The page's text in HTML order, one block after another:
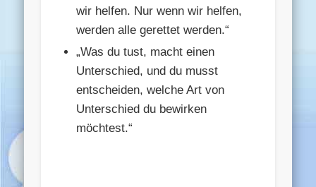
wir helfen. Nur wenn wir helfen,
werden alle gerettet werden.“
„Was du tust, macht einen
Unterschied, und du musst
entscheiden, welche Art von
Unterschied du bewirken
möchtest.“